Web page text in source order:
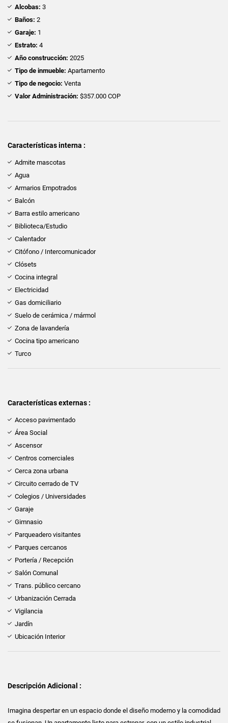
Alcobas: 3
Baños: 2
Garaje: 1
Estrato: 4
Año construcción: 2025
Tipo de inmueble: Apartamento
Tipo de negocio: Venta
Valor Administración: $357.000 COP
Características interna :
Admite mascotas
Agua
Armarios Empotrados
Balcón
Barra estilo americano
Biblioteca/Estudio
Calentador
Citófono / Intercomunicador
Clósets
Cocina integral
Electricidad
Gas domiciliario
Suelo de cerámica / mármol
Zona de lavandería
Cocina tipo americano
Turco
Características externas :
Acceso pavimentado
Área Social
Ascensor
Centros comerciales
Cerca zona urbana
Circuito cerrado de TV
Colegios / Universidades
Garaje
Gimnasio
Parqueadero visitantes
Parques cercanos
Portería / Recepción
Salón Comunal
Trans. público cercano
Urbanización Cerrada
Vigilancia
Jardín
Ubicación Interior
Descripción Adicional :
Imagina despertar en un espacio donde el diseño moderno y la comodidad